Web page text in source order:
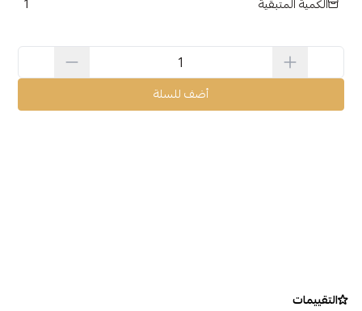
أضف للسلة
التقييمات